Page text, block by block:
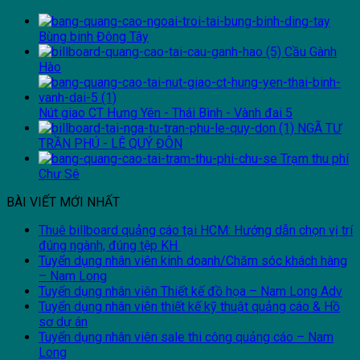
Bùng binh Đông Tây
Cầu Gành
Hào
Nút giao CT Hưng Yên - Thái Bình - Vành đai 5
NGÃ TƯ
TRẦN PHÚ - LÊ QUÝ ĐÔN
Trạm thu phí
Chư Sê
BÀI VIẾT MỚI NHẤT
Thuê billboard quảng cáo tại HCM: Hướng dẫn chọn vị trí
đúng ngành, đúng tệp KH
Tuyển dụng nhân viên kinh doanh/Chăm sóc khách hàng
– Nam Long
Tuyển dụng nhân viên Thiết kế đồ họa – Nam Long Adv
Tuyển dụng nhân viên thiết kế kỹ thuật quảng cáo & Hồ
sơ dự án
Tuyển dụng nhân viên sale thi công quảng cáo – Nam
Long